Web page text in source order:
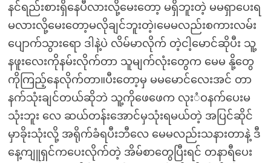
နင်ရည်းစားရှိနေပီလားလို့မေးတော့ မရှိဘူးတဲ့ မမရှာပေးရ
မလားလို့မေးတော့မလိုချင်ဘူးတဲ့၊မေမလည်းစကားလမ်း
ပျောက်သွားရော ဒါနဲ့ပဲ လိမ်မာလိုက် တဲ့ငါ့မောင်ဆိုပီး သူ့
နဖူးလေးကိုနမ်းလိုက်တာ သူမျက်လုံးတွေက မေမ နို့တွေ
ကိုကြည့်နေလိုက်တာ။ပီးတော့မှ မမမောင်လေးအင် တာ
နက်သုံးချင်တယ်ဆိုဘဲ သူ့ကိုဖေဖေက လုးံဝနက်ပေးမ
သုံးဘူး လေ ဆယ်တန်းအောင်မှသုံးရမယ်တဲ့ အပြင်ဆိုင်
မှာခိုးသုံးလို့ အရိုက်ခံရပီးဘီလေ မေမလည်းသနားတာနဲ့ ဒီ
နေ့ကျူရှင်ကပေးလိုက်တဲ့ အိမ်စာတွေပြီးရင် တနာရီပေး